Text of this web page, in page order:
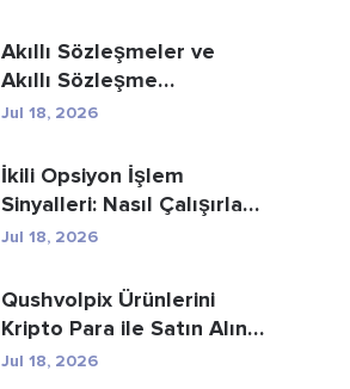
Akıllı Sözleşmeler ve
Akıllı Sözleşme
Geliştirme Hizmetle...
Jul 18, 2026
İkili Opsiyon İşlem
Sinyalleri: Nasıl Çalışırlar
ve Riskle...
Jul 18, 2026
Qushvolpix Ürünlerini
Kripto Para ile Satın Alın:
Bitcoin, Öd...
Jul 18, 2026